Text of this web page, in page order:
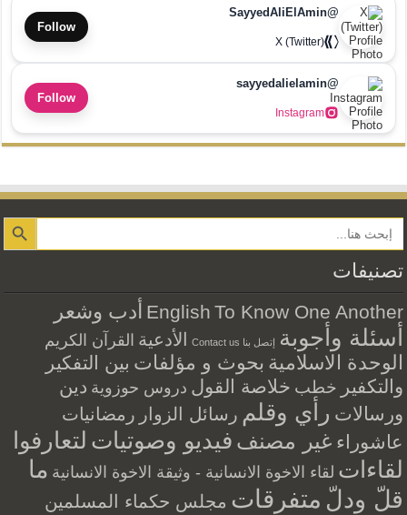
@SayyedAliElAmin
X (Twitter)
Follow
@sayyedalielamin
Instagram
Follow
Search Button
تصنيفات
English To Know One Another أدب وشعر
أسئلة وأجوبة إتصل بنا Contact us الأدعية القرآن الكريم
الوحدة الاسلامية بحوث و مؤلفات بين التفكير
والتكفير خطب خلاصة القول دروس حوزوية دين
ورسالات رأي وقلم رسائل الزوار رمضانيات
عاشوراء غير مصنف فيديو وصوتيات لتعارفوا
لقاءات لقاء الاخوة الانسانية - وثيقة الاخوة الانسانية ما
قلّ ودلّ متفرقات مجلس حكماء المسلمين